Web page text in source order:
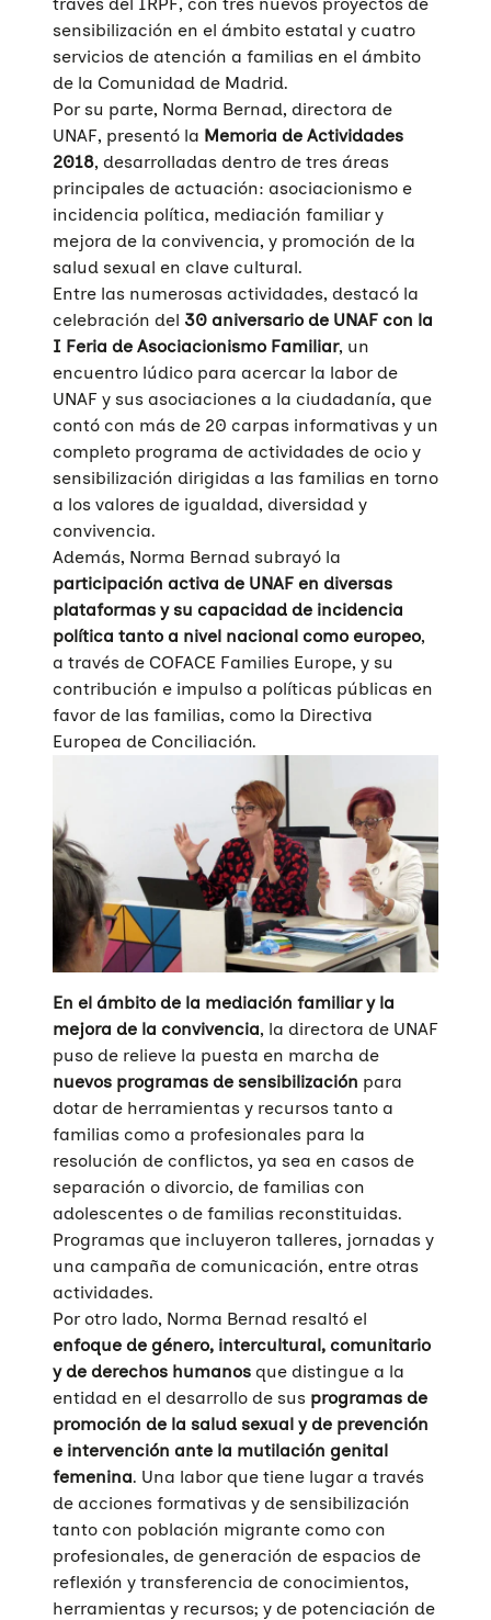
sensibilización en el ámbito estatal y cuatro
servicios de atención a familias en el ámbito
de la Comunidad de Madrid.
Por su parte, Norma Bernad, directora de
UNAF, presentó la Memoria de Actividades
2018, desarrolladas dentro de tres áreas
principales de actuación: asociacionismo e
incidencia política, mediación familiar y
mejora de la convivencia, y promoción de la
salud sexual en clave cultural.
Entre las numerosas actividades, destacó la
celebración del 30 aniversario de UNAF con la
I Feria de Asociacionismo Familiar, un
encuentro lúdico para acercar la labor de
UNAF y sus asociaciones a la ciudadanía, que
contó con más de 20 carpas informativas y un
completo programa de actividades de ocio y
sensibilización dirigidas a las familias en torno
a los valores de igualdad, diversidad y
convivencia.
Además, Norma Bernad subrayó la
participación activa de UNAF en diversas
plataformas y su capacidad de incidencia
política tanto a nivel nacional como europeo,
a través de COFACE Families Europe, y su
contribución e impulso a políticas públicas en
favor de las familias, como la Directiva
Europea de Conciliación.
En el ámbito de la mediación familiar y la
mejora de la convivencia, la directora de UNAF
puso de relieve la puesta en marcha de
nuevos programas de sensibilización para
dotar de herramientas y recursos tanto a
familias como a profesionales para la
resolución de conflictos, ya sea en casos de
separación o divorcio, de familias con
adolescentes o de familias reconstituidas.
Programas que incluyeron talleres, jornadas y
una campaña de comunicación, entre otras
actividades.
Por otro lado, Norma Bernad resaltó el
enfoque de género, intercultural, comunitario
y de derechos humanos que distingue a la
entidad en el desarrollo de sus programas de
promoción de la salud sexual y de prevención
e intervención ante la mutilación genital
femenina. Una labor que tiene lugar a través
de acciones formativas y de sensibilización
tanto con población migrante como con
profesionales, de generación de espacios de
reflexión y transferencia de conocimientos,
herramientas y recursos; y de potenciación de